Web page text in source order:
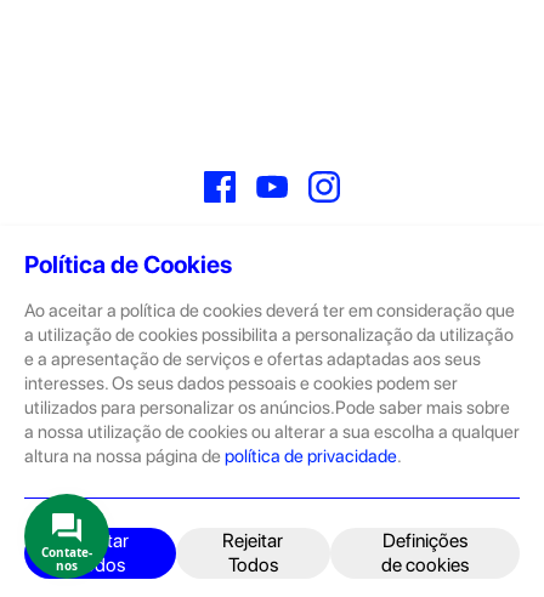
Política de Cookies
Ao aceitar a política de cookies deverá ter em consideração que
a utilização de cookies possibilita a personalização da utilização
e a apresentação de serviços e ofertas adaptadas aos seus
interesses. Os seus dados pessoais e cookies podem ser
utilizados para personalizar os anúncios.Pode saber mais sobre
a nossa utilização de cookies ou alterar a sua escolha a qualquer
altura na nossa página de política de privacidade.
Aceitar
Todos
Rejeitar
Todos
Definições
de cookies
FacebookYouTube
Sobre
A GeekStore é a tua loja de produtos seminovos e novos Apple.
Tratam-se de dispositivos com pouco uso, exposição de loja ou
Novos.
Os seminovos são sempre sujeitos a uma inspeção rigorosa
pelas equipas técnicas que connosco trabalham.
Produtos e Serviços
iPhone
iPad
Contate-
nos